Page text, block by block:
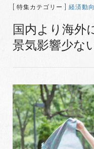
[ 特集カテゴリー ] 経済動
国内より海
景気影響少な